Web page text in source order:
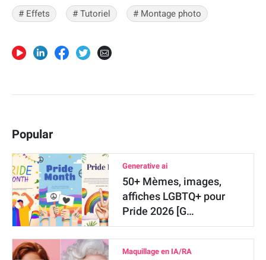
# Effets # Tutoriel # Montage photo
Popular
Generative ai
50+ Mèmes, images,
affiches LGBTQ+ pour
Pride 2026 [G…
Maquillage en IA/RA